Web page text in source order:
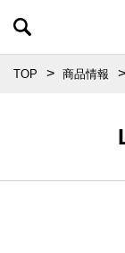
TOP 商品情報